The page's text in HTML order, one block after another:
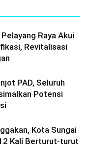
Raya Akui
Revitalisasi
PAD, Seluruh
Potensi
Kota Sungai
Kali Berturut-turut